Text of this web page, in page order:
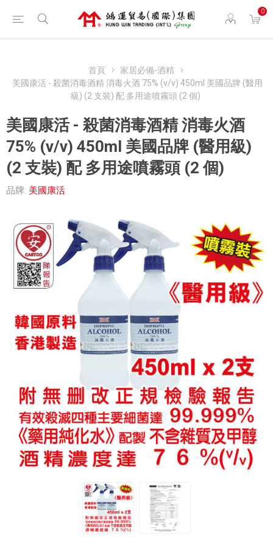
0
首頁
家居必備-酒精
美國康活 - 殺菌消毒酒精 消毒火酒 75% (v/v) 450ml 美國品牌 (醫用
級) (2 支裝) 配 多用途噴霧頭 (2 個)
美國康活 - 殺菌消毒酒精 消毒火酒
75% (v/v) 450ml 美國品牌 (醫用級)
(2 支裝) 配 多用途噴霧頭 (2 個)
品牌: 美國康活